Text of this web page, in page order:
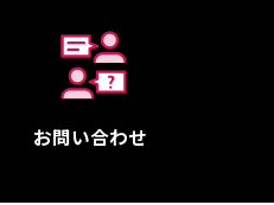
お問い合わせ